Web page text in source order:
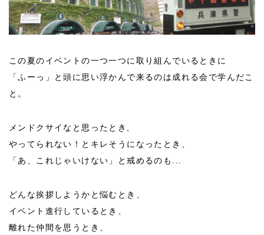
この夏のイベントの一つ一つに取り組んでいるときに
「ふーっ」と頭に思い浮かんで来るのは成れる会で学んだこ
と。
メンドクサイなと思ったとき,
やってられない！とキレそうになったとき、
「あ、これじゃいけない」と戒めるのも...
どんな挨拶しようかと悩むとき、
イベント進行しているとき、
離れた仲間を思うとき、